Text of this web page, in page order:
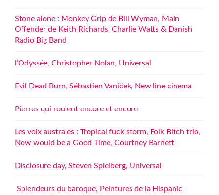
Stone alone : Monkey Grip de Bill Wyman, Main
Offender de Keith Richards, Charlie Watts & Danish
Radio Big Band
l’Odyssée, Christopher Nolan, Universal
Evil Dead Burn, Sébastien Vaniček, New line cinema
Pierres qui roulent encore et encore
Les voix australes : Tropical fuck storm, Folk Bitch trio,
Now would be a Good Time, Courtney Barnett
Disclosure day, Steven Spielberg, Universal
Splendeurs du baroque, Peintures de la Hispanic